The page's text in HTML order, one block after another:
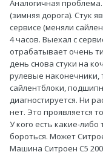
Аналогичная
(зимняя дорога). Стук
сервисе (меняли
4 часов. Выехал с
отрабатывает очень
день снова стуки на
рулевые наконечники,
сайлентблоки,
диагностируется. Ни
нет. Это проявляется
У кого есть какие-
бороться. Может
Машина Ситроен С5